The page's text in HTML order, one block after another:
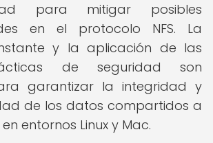
para mitigar posibles
en el protocolo NFS. La
y la aplicación de las
de seguridad son
garantizar la integridad y
de los datos compartidos a
entornos Linux y Mac.